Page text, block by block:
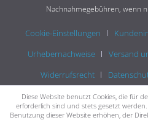
Nachnahmegebühren, wenn
Cookie-Einstellungen
Urhebernachweise
Versand
Widerrufsrecht
Diese Website benutzt Cookies, die für
erforderlich sind und stets gesetzt
Benutzung dieser Website erhöhen, der